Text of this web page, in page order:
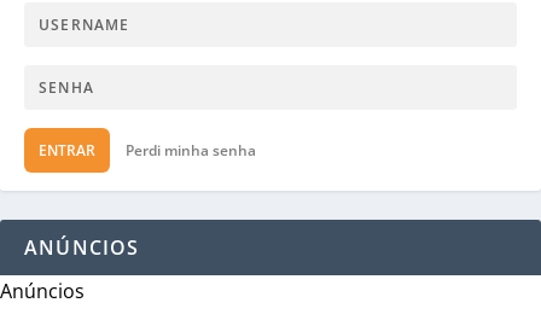
ENTRAR Perdi minha senha
ANÚNCIOS
Anúncios